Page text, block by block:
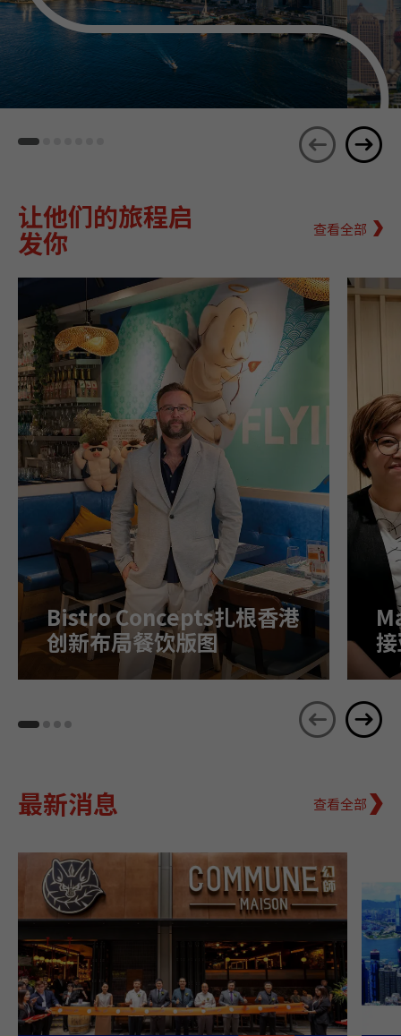
让他们的旅程启
发你 查看全部
Bistro Concepts扎根香港
创新布局餐饮版图
场
最新消息 查看全部